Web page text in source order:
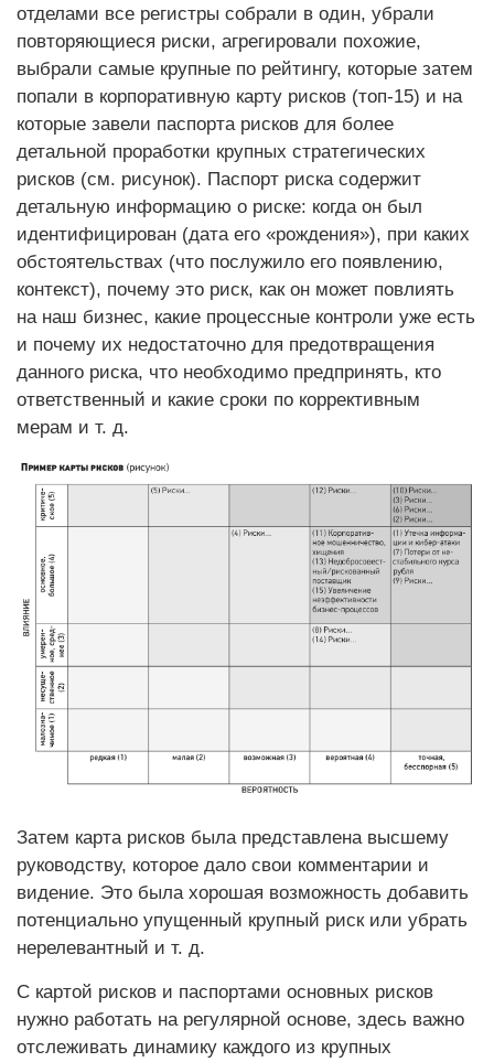
отделами все регистры собрали в один, убрали
повторяющиеся риски, агрегировали похожие,
выбрали самые крупные по рейтингу, которые затем
попали в корпоративную карту рисков (топ-15) и на
которые завели паспорта рисков для более
детальной проработки крупных стратегических
рисков (см. рисунок). Паспорт риска содержит
детальную информацию о риске: когда он был
идентифицирован (дата его «рождения»), при каких
обстоятельствах (что послужило его появлению,
контекст), почему это риск, как он может повлиять
на наш бизнес, какие процессные контроли уже есть
и почему их недостаточно для предотвращения
данного риска, что необходимо предпринять, кто
ответственный и какие сроки по коррективным
мерам и т. д.
Затем карта рисков была представлена высшему
руководству, которое дало свои комментарии и
видение. Это была хорошая возможность добавить
потенциально упущенный крупный риск или убрать
нерелевантный и т. д.
С картой рисков и паспортами основных рисков
нужно работать на регулярной основе, здесь важно
отслеживать динамику каждого из крупных